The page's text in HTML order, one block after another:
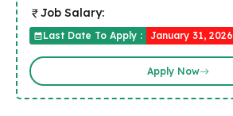
Job Salary:
Last Date To Apply : January 31, 2026
Apply Now